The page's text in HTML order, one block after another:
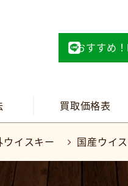
おすすめ
買取価格表
ウイスキー 国産ウイ